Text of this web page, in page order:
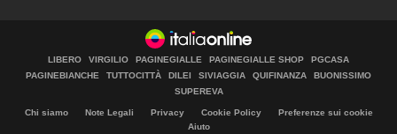
LIBERO VIRGILIO PAGINEGIALLE PAGINEGIALLE SHOP
PGCASA
PAGINEBIANCHE
TUTTOCITTÀ DILEI SIVIAGGIA QUIFINANZA
BUONISSIMO
SUPEREVA
Chi siamo Note Legali Privacy Cookie Policy
Preferenze sui cookie
Aiuto